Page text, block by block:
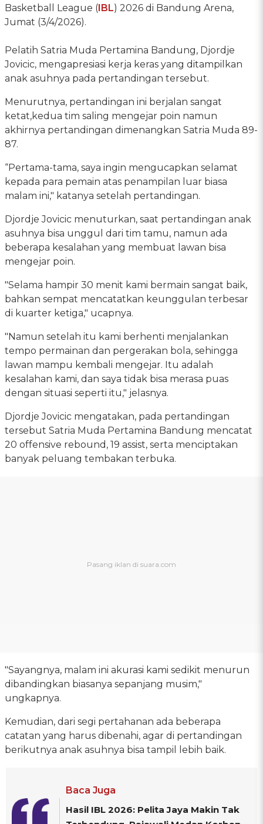
Basketball League (IBL) 2026 di Bandung Arena,
Jumat (3/4/2026).
Pelatih Satria Muda Pertamina Bandung, Djordje
Jovicic, mengapresiasi kerja keras yang ditampilkan
anak asuhnya pada pertandingan tersebut.
Menurutnya, pertandingan ini berjalan sangat
ketat,kedua tim saling mengejar poin namun
akhirnya pertandingan dimenangkan Satria Muda 89-
87.
“Pertama-tama, saya ingin mengucapkan selamat
kepada para pemain atas penampilan luar biasa
malam ini," katanya setelah pertandingan.
Djordje Jovicic menuturkan, saat pertandingan anak
asuhnya bisa unggul dari tim tamu, namun ada
beberapa kesalahan yang membuat lawan bisa
mengejar poin.
"Selama hampir 30 menit kami bermain sangat baik,
bahkan sempat mencatatkan keunggulan terbesar
di kuarter ketiga," ucapnya.
"Namun setelah itu kami berhenti menjalankan
tempo permainan dan pergerakan bola, sehingga
lawan mampu kembali mengejar. Itu adalah
kesalahan kami, dan saya tidak bisa merasa puas
dengan situasi seperti itu," jelasnya.
Djordje Jovicic mengatakan, pada pertandingan
tersebut Satria Muda Pertamina Bandung mencatat
20 offensive rebound, 19 assist, serta menciptakan
banyak peluang tembakan terbuka.
"Sayangnya, malam ini akurasi kami sedikit menurun
dibandingkan biasanya sepanjang musim,"
ungkapnya.
Kemudian, dari segi pertahanan ada beberapa
catatan yang harus dibenahi, agar di pertandingan
berikutnya anak asuhnya bisa tampil lebih baik.
Baca Juga
Hasil IBL 2026: Pelita Jaya Makin Tak